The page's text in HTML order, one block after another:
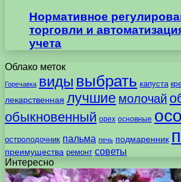
Нормативное
торговли и
учета
Облако меток
Горечавка виды выбрать капуста
лекарственная лучшие молочай
обыкновенный орех основные
остролодочник пальма печь подмаренник
преимущества ремонт советы
Интересно